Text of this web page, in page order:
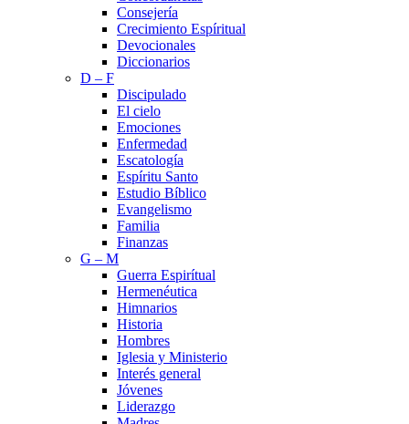
Consejería
Crecimiento Espíritual
Devocionales
Diccionarios
D – F
Discipulado
El cielo
Emociones
Enfermedad
Escatología
Espíritu Santo
Estudio Bíblico
Evangelismo
Familia
Finanzas
G – M
Guerra Espirítual
Hermenéutica
Himnarios
Historia
Hombres
Iglesia y Ministerio
Interés general
Jóvenes
Liderazgo